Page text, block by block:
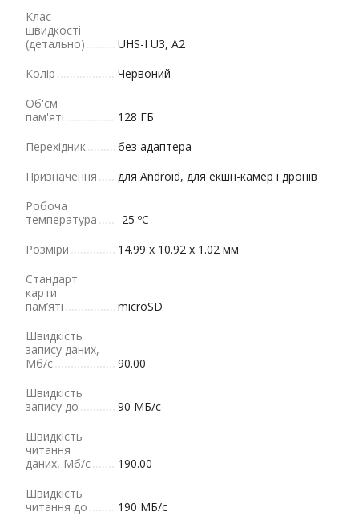
Клас
швидкості
(детально)
UHS-I U3, A2
Колір
Червоний
Об'єм
пам'яті
128 ГБ
Перехідник
без адаптера
Призначення
для Android, для екшн-камер і дронів
Робоча
температура
-25 ºC
Розміри
14.99 x 10.92 x 1.02 мм
Стандарт
карти
пам’яті
microSD
Швидкість
запису даних,
Мб/с
90.00
Швидкість
запису до
90 МБ/с
Швидкість
читання
даних, Мб/с
190.00
Швидкість
читання до
190 МБ/с